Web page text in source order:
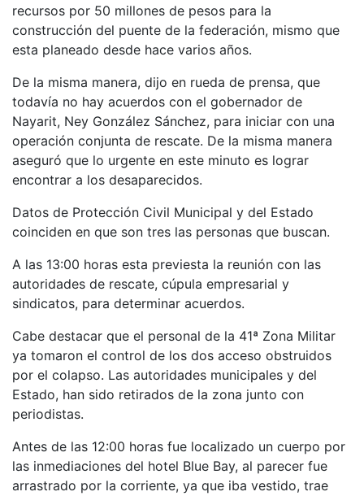
recursos por 50 millones de pesos para la
construcción del puente de la federación, mismo que
esta planeado desde hace varios años.
De la misma manera, dijo en rueda de prensa, que
todavía no hay acuerdos con el gobernador de
Nayarit, Ney González Sánchez, para iniciar con una
operación conjunta de rescate. De la misma manera
aseguró que lo urgente en este minuto es lograr
encontrar a los desaparecidos.
Datos de Protección Civil Municipal y del Estado
coinciden en que son tres las personas que buscan.
A las 13:00 horas esta previesta la reunión con las
autoridades de rescate, cúpula empresarial y
sindicatos, para determinar acuerdos.
Cabe destacar que el personal de la 41ª Zona Militar
ya tomaron el control de los dos acceso obstruidos
por el colapso. Las autoridades municipales y del
Estado, han sido retirados de la zona junto con
periodistas.
Antes de las 12:00 horas fue localizado un cuerpo por
las inmediaciones del hotel Blue Bay, al parecer fue
arrastrado por la corriente, ya que iba vestido, trae